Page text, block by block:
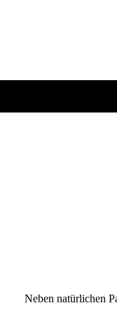
Neben natürlichen